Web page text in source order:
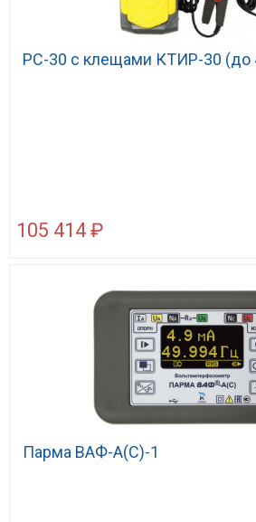
РС-30 с клещами КТИР-30 (до
105 414 ₽
Парма ВАФ-А(С)-1